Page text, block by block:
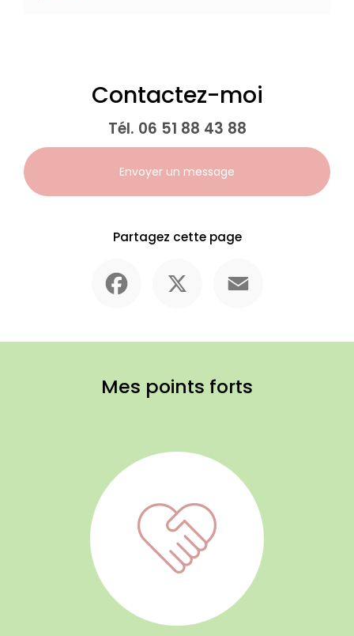
Contactez-moi
Tél. 06 51 88 43 88
Envoyer un message
Partagez cette page
Mes points forts